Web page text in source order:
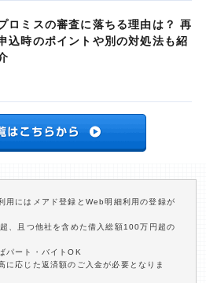
ロミスの審査に落ちる理由は？ 再
込時のポイントや別の対処法も紹
用にはメアド登録とWeb明細利用の登録が
、且つ他社を含めた借入総額100万円超の
パート・バイトOK
に応じた返済額のご入金が必要となりま